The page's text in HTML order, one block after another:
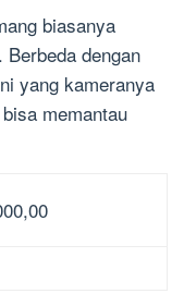
biasanya
dengan
yang kameranya
memantau